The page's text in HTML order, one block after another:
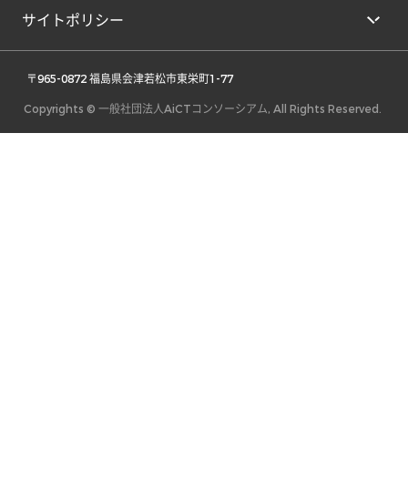
サイトポリシー
〒965-0872 福島県会津若松市東栄町1-77
Copyrights © 一般社団法人AiCTコンソーシアム, All Rights Reserved.